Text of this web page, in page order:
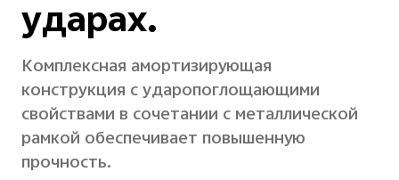
ударах.
Комплексная амортизирующая
конструкция с ударопоглощающими
свойствами в сочетании с металлической
рамкой обеспечивает повышенную
прочность.